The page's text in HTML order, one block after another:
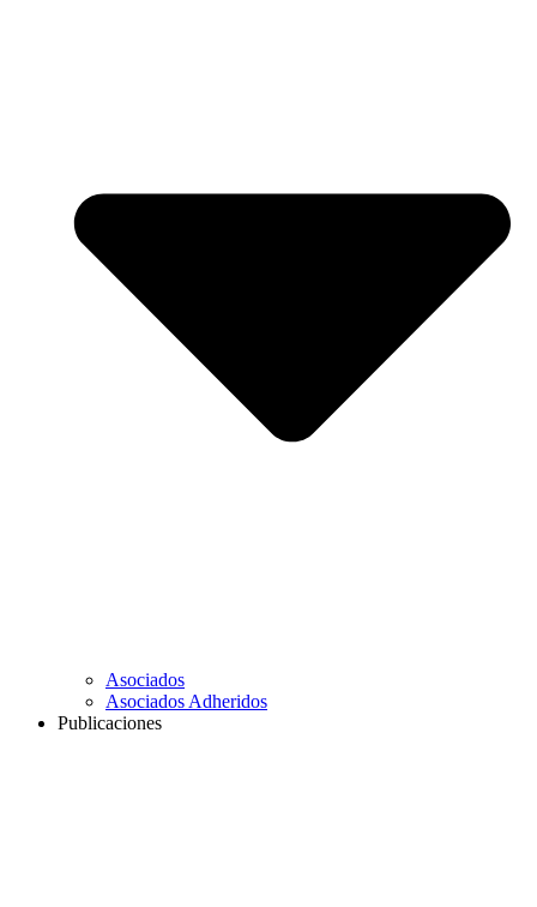
Asociados
Asociados Adheridos
Publicaciones